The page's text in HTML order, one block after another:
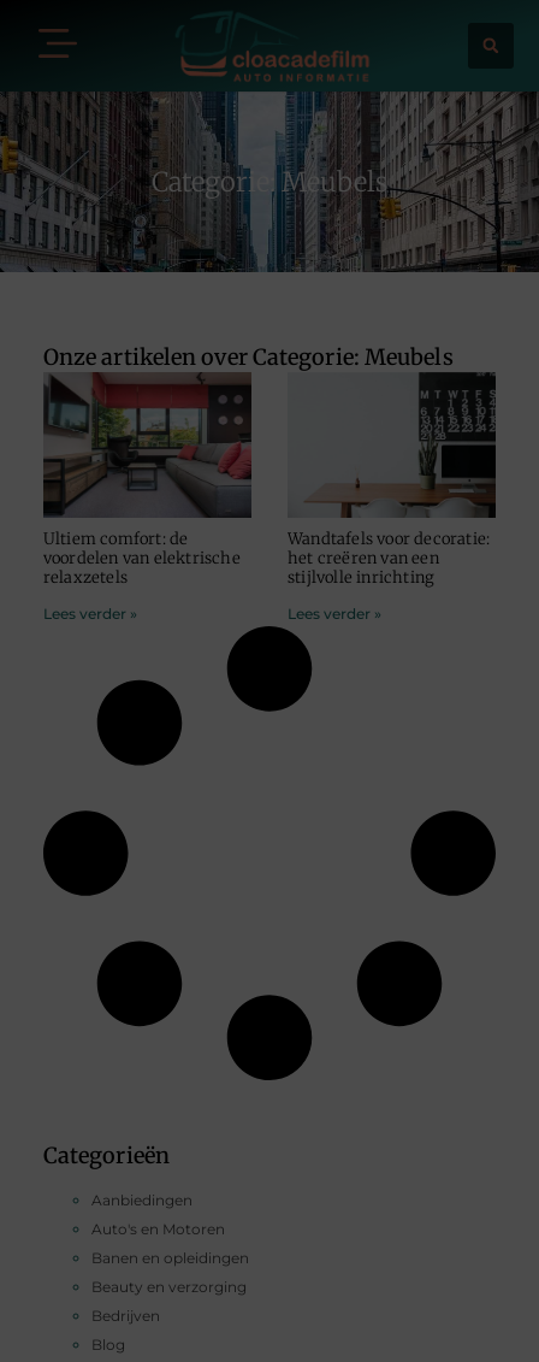
Categorie: Meubels
Categorieën
Aanbiedingen
Auto's en Motoren
Banen en opleidingen
Beauty en verzorging
Bedrijven
Blog
Onze artikelen over Categorie: Meubels
Ultiem comfort: de
voordelen van elektrische
relaxzetels
Lees verder »
Wandtafels voor decoratie:
het creëren van een
stijlvolle inrichting
Lees verder »